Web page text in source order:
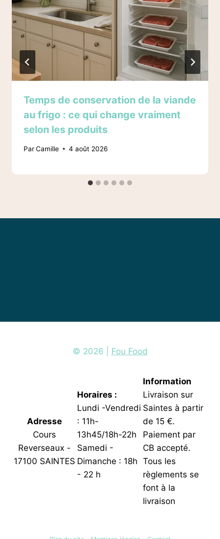
Temps de conservation de la viande
au frigo : ce qui change vraiment
selon les produits
ParCamille 4 août 2026
© 2026 | Fou Food
Adresse
Cours
Reverseaux -
17100 SAINTES
Horaires :
Lundi -Vendredi
: 11h-
13h45/18h-22h
Samedi -
Dimanche : 18h
- 22 h
Information
Livraison sur
Saintes à partir
de 15 €.
Paiement par
CB accepté.
Tous les
règlements se
font à la
livraison